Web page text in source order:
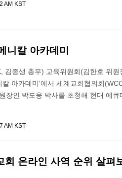
AM KST
니칼 아카데미
김종생 총무) 교육위원회(김한호 위
아카데미'에서 세계교회협의회
장인 박도웅 박사를 초청해 현대 에
AM KST
회 온라인 사역 순위 살펴